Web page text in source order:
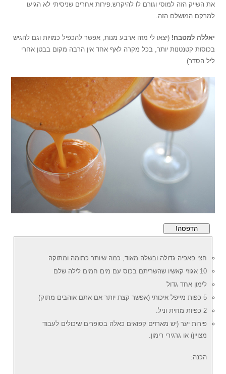
את השייק הזה למוסי וגורם לו להיקרש.פירות אחרים שניסיתי לא הגיעו
למרקם המושלם הזה.
יאללה למטבח!(יצאו לי מזה ארבע מנות, אפשר להכפיל כמויות וגם להגיש
בכוסות קטנטנות יותר, בכל מקרה לאף אחד אין הרבה מקום בבטן אחרי
ליל הסדר)
הדפסה!
חצי פאפיה גדולה ובשלה מאוד, כמה שיותר כתומה ומתוקה
10 אגוזי קאשיו שהשריתם בכוס עם מים חמים לילה שלם
לימון אחד גדול
5 כפות מייפל איכותי (אפשר קצת יותר אם אתם אוהבים מתוק)
2 כפיות מחית וניל.
פירות יער (יש מארזים קפואים כאלה בסופרים שיכולים לעבוד
מצויין) או גרגירי רימון.
הכנה: